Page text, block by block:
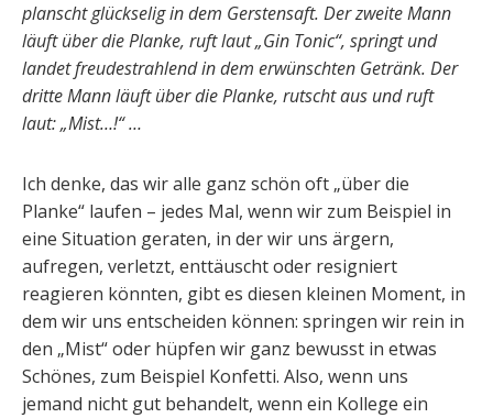
planscht glückselig in dem Gerstensaft. Der zweite Mann
läuft über die Planke, ruft laut „Gin Tonic“, springt und
landet freudestrahlend in dem erwünschten Getränk. Der
dritte Mann läuft über die Planke, rutscht aus und ruft
laut: „Mist…!“ …
Ich denke, das wir alle ganz schön oft „über die
Planke“ laufen – jedes Mal, wenn wir zum Beispiel in
eine Situation geraten, in der wir uns ärgern,
aufregen, verletzt, enttäuscht oder resigniert
reagieren könnten, gibt es diesen kleinen Moment, in
dem wir uns entscheiden können: springen wir rein in
den „Mist“ oder hüpfen wir ganz bewusst in etwas
Schönes, zum Beispiel Konfetti. Also, wenn uns
jemand nicht gut behandelt, wenn ein Kollege ein